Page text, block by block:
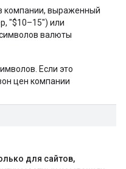
компании, выраженный
"$10–15") или
валюты
Если это
цен компании
для сайтов,